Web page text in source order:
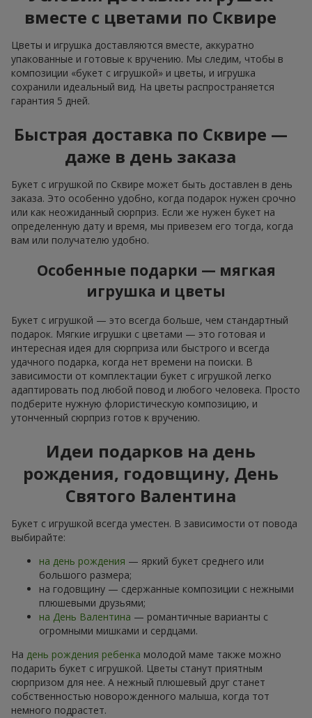
вместе с цветами по Сквире
Цветы и игрушка доставляются вместе, аккуратно
упакованные и готовые к вручению. Мы следим, чтобы в
композиции «букет с игрушкой» и цветы, и игрушка
сохранили идеальный вид. На цветы распространяется
гарантия 5 дней.
Быстрая доставка по Сквире —
даже в день заказа
Букет с игрушкой по Сквире может быть доставлен в день
заказа. Это особенно удобно, когда подарок нужен срочно
или как неожиданный сюрприз. Если же нужен букет на
определенную дату и время, мы привезем его тогда, когда
вам или получателю удобно.
Особенные подарки — мягкая
игрушка и цветы
Букет с игрушкой — это всегда больше, чем стандартный
подарок. Мягкие игрушки с цветами — это готовая и
интересная идея для сюрприза или быстрого и всегда
удачного подарка, когда нет времени на поиски. В
зависимости от комплектации букет с игрушкой легко
адаптировать под любой повод и любого человека. Просто
подберите нужную флористическую композицию, и
утонченный сюрприз готов к вручению.
Идеи подарков на день
рождения, годовщину, День
Святого Валентина
Букет с игрушкой всегда уместен. В зависимости от повода
выбирайте:
на день рождения — яркий букет среднего или
большого размера;
на годовщину — сдержанные композиции с нежными
плюшевыми друзьями;
на День Валентина — романтичные варианты с
огромными мишками и сердцами.
На день рождения ребенка молодой маме также можно
подарить букет с игрушкой. Цветы станут приятным
сюрпризом для нее. А нежный плюшевый друг станет
собственностью новорожденного малыша, когда тот
немного подрастет.